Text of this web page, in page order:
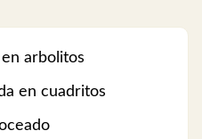
arbolitos
en cuadritos